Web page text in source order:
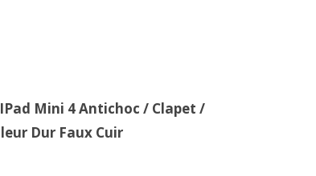
Mini 4 Antichoc / Clapet /
Dur Faux Cuir